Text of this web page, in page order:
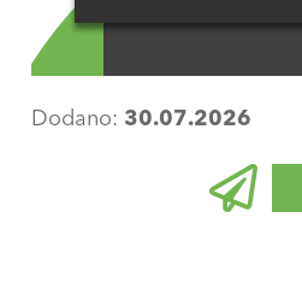
Dodano: 30.07.2026